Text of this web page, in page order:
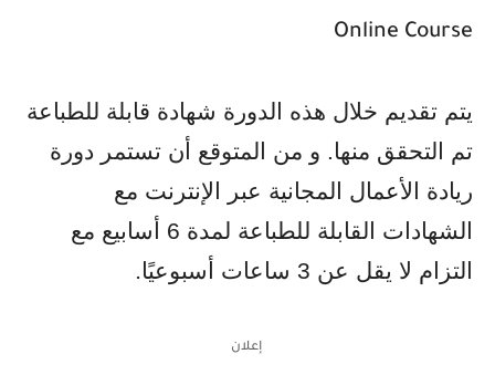
Online Course
يتم تقديم خلال هذه الدورة شهادة قابلة للطباعة
تم التحقق منها. و من المتوقع أن تستمر دورة
ريادة الأعمال المجانية عبر الإنترنت مع
الشهادات القابلة للطباعة لمدة 6 أسابيع مع
التزام لا يقل عن 3 ساعات أسبوعيًا
.
إعلان